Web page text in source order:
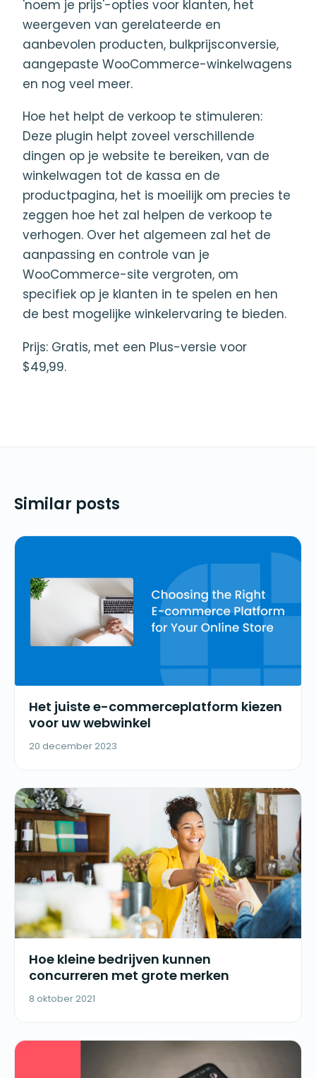
'noem je prijs'-opties voor klanten, het
weergeven van gerelateerde en
aanbevolen producten, bulkprijsconversie,
aangepaste WooCommerce-winkelwagens
en nog veel meer.
Hoe het helpt de verkoop te stimuleren:
Deze plugin helpt zoveel verschillende
dingen op je website te bereiken, van de
winkelwagen tot de kassa en de
productpagina, het is moeilijk om precies te
zeggen hoe het zal helpen de verkoop te
verhogen. Over het algemeen zal het de
aanpassing en controle van je
WooCommerce-site vergroten, om
specifiek op je klanten in te spelen en hen
de best mogelijke winkelervaring te bieden.
Prijs: Gratis, met een Plus-versie voor
$49,99.
Similar posts
Het juiste e-commerceplatform kiezen
voor uw webwinkel
20 december 2023
Hoe kleine bedrijven kunnen
concurreren met grote merken
8 oktober 2021